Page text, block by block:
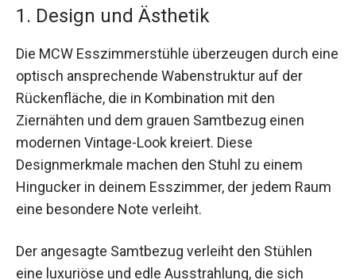
1. Design und Ästhetik
Die MCW Esszimmerstühle überzeugen durch eine
optisch ansprechende Wabenstruktur auf der
Rückenfläche, die in Kombination mit den
Ziernähten und dem grauen Samtbezug einen
modernen Vintage-Look kreiert. Diese
Designmerkmale machen den Stuhl zu einem
Hingucker in deinem Esszimmer, der jedem Raum
eine besondere Note verleiht.
Der angesagte Samtbezug verleiht den Stühlen
eine luxuriöse und edle Ausstrahlung, die sich